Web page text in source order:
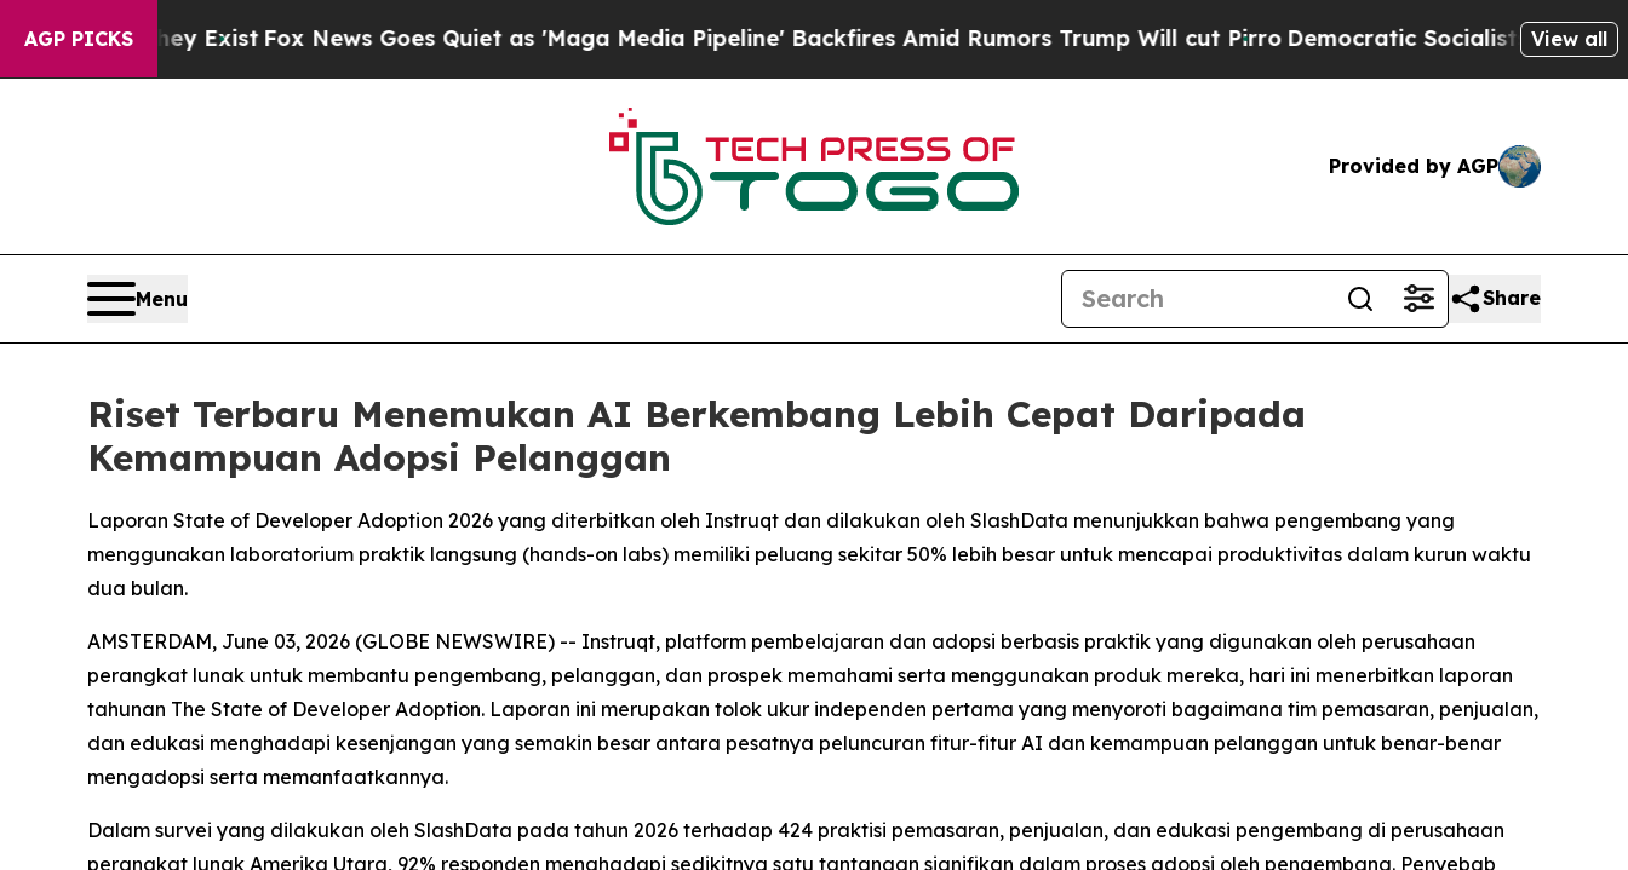
AGP PICKS
They Exist Fox News Goes Quiet as 'Maga Media Pipeline' Backfires Amid Rumors Trump Will cut PirroDemocratic Socialists of America View all
Provided by AGP
Menu Share
Riset Terbaru Menemukan AI Berkembang Lebih Cepat Daripada
Kemampuan Adopsi Pelanggan
Laporan State of Developer Adoption 2026 yang diterbitkan oleh Instruqt dan dilakukan oleh SlashData menunjukkan bahwa pengembang yang
menggunakan laboratorium praktik langsung (hands-on labs) memiliki peluang sekitar 50% lebih besar untuk mencapai produktivitas dalam kurun waktu
dua bulan.
AMSTERDAM, June 03, 2026 (GLOBE NEWSWIRE) -- Instruqt, platform pembelajaran dan adopsi berbasis praktik yang digunakan oleh perusahaan
perangkat lunak untuk membantu pengembang, pelanggan, dan prospek memahami serta menggunakan produk mereka, hari ini menerbitkan laporan
tahunan The State of Developer Adoption. Laporan ini merupakan tolok ukur independen pertama yang menyoroti bagaimana tim pemasaran, penjualan,
dan edukasi menghadapi kesenjangan yang semakin besar antara pesatnya peluncuran fitur-fitur AI dan kemampuan pelanggan untuk benar-benar
mengadopsi serta memanfaatkannya.
Dalam survei yang dilakukan oleh SlashData pada tahun 2026 terhadap 424 praktisi pemasaran, penjualan, dan edukasi pengembang di perusahaan
perangkat lunak Amerika Utara, 92% responden menghadapi sedikitnya satu tantangan signifikan dalam proses adopsi oleh pengembang. Penyebab